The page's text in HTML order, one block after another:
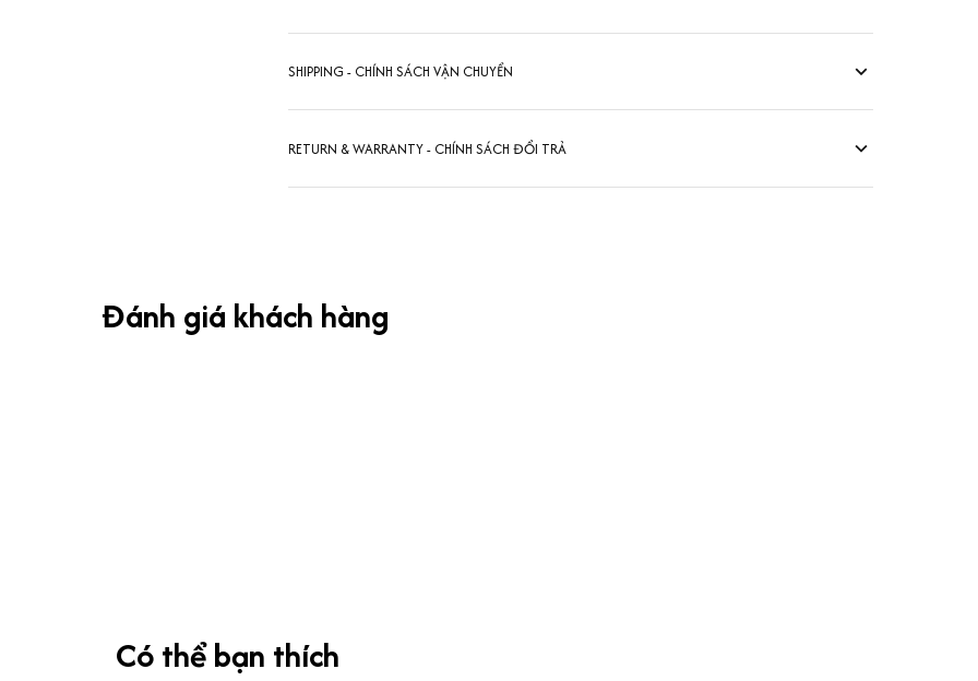
SHIPPING - CHÍNH SÁCH VẬN CHUYỂN
RETURN & WARRANTY - CHÍNH SÁCH ĐỔI TRẢ
Đánh giá khách hàng
Có thể bạn thích